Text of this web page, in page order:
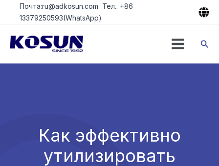
ПерейтиПочта:ru@adkosun.com Тел.: +86
13379250593(WhatsApp)
Как эффективно
утилизировать